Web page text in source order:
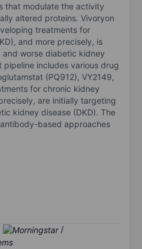
that modulate the activity
altered proteins. Vivoryon
treatments for
and more precisely, is
worse diabetic kidney
pipeline includes various drug
(PQ912), VY2149,
for chronic kidney
are initially targeting
kidney disease (DKD). The
based approaches
/